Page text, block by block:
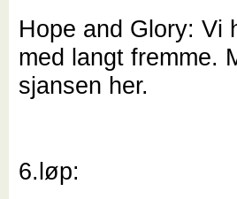
Hope and Glory: Vi
med langt fremme.
sjansen her.
6.løp: